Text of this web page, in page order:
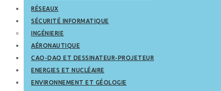
RÉSEAUX
SÉCURITÉ INFORMATIQUE
INGÉNIERIE
AÉRONAUTIQUE
CAO-DAO ET DESSINATEUR-PROJETEUR
ENERGIES ET NUCLÉAIRE
ENVIRONNEMENT ET GÉOLOGIE